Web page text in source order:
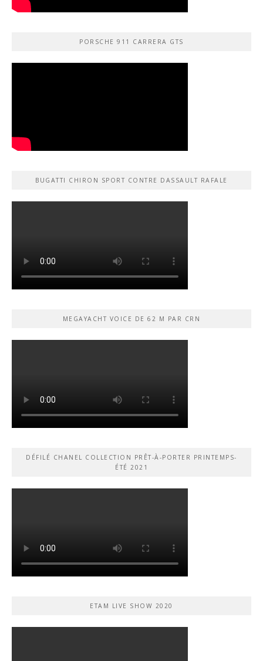
PORSCHE 911 CARRERA GTS
BUGATTI CHIRON SPORT CONTRE DASSAULT RAFALE
MEGAYACHT VOICE DE 62 M PAR CRN
DÉFILÉ CHANEL COLLECTION PRÊT-À-PORTER PRINTEMPS-
ÉTÉ 2021
ETAM LIVE SHOW 2020